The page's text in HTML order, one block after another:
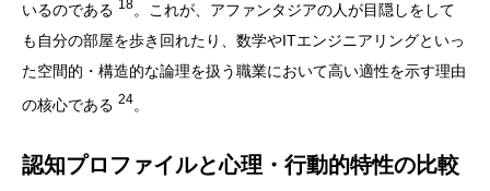
いるのである 18。これが、アファンタジアの人が目隠しをして
も自分の部屋を歩き回れたり、数学やITエンジニアリングといっ
た空間的・構造的な論理を扱う職業において高い適性を示す理由
の核心である 24。
認知プロファイルと心理・行動的特性の比較